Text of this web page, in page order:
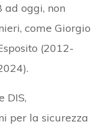
ad oggi, non
come Giorgio
(2012-
DIS,
per la sicurezza